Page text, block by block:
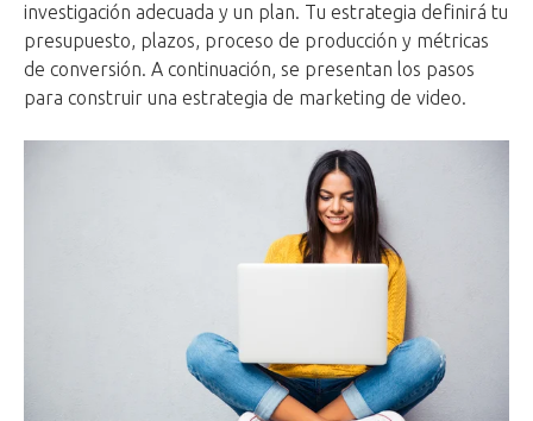
investigación adecuada y un plan. Tu estrategia definirá tu
presupuesto, plazos, proceso de producción y métricas
de conversión. A continuación, se presentan los pasos
para construir una estrategia de marketing de video.